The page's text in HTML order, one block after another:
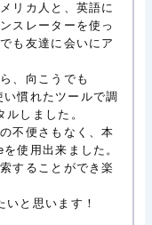
リカ人と、英語に
スレーターを使っ
も友達に会いにア
、向こうでも
慣れたツールで調
しました。
不便さもなく、本
使用出来ました。
することができ楽
と思います！